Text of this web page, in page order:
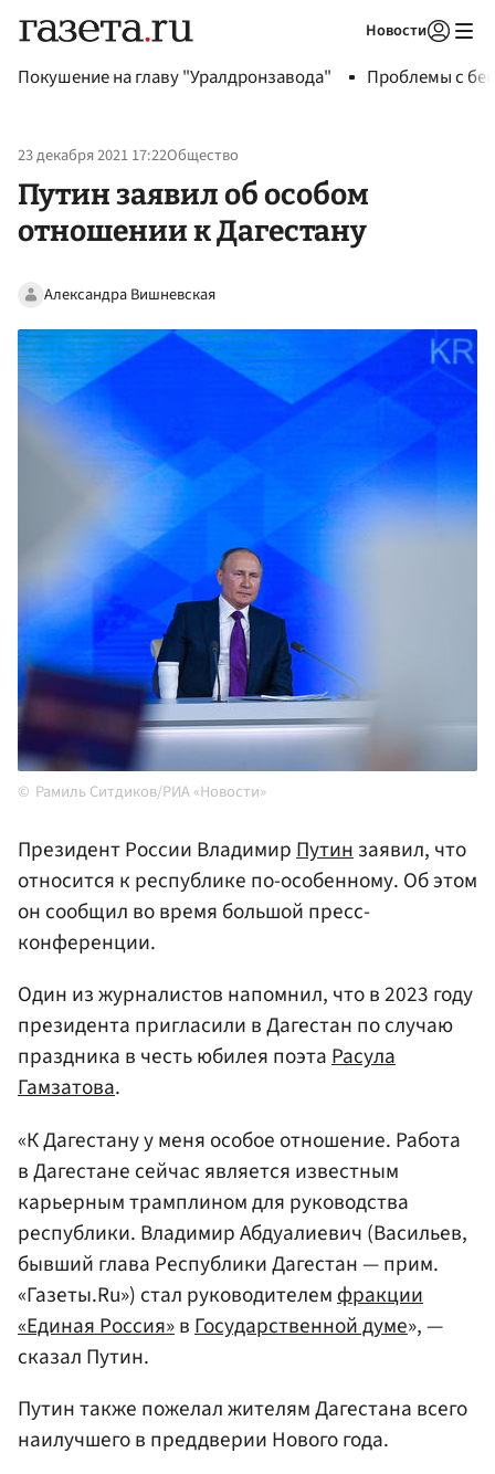
Новости
Покушение на главу "Уралдронзавода" Проблемы с
23 декабря 2021 17:22Общество
Путин заявил об особом
отношении к Дагестану
Александра Вишневская
Рамиль Ситдиков/РИА «Новости»
Президент России ВладимирПутинзаявил, что
относится к республике по-особенному. Об этом
он сообщил во время большой пресс-
конференции.
Один из журналистов напомнил, что в 2023 году
президента пригласили в Дагестан по случаю
праздника в честь юбилея поэтаРасула
Гамзатова.
«К Дагестану у меня особое отношение. Работа
в Дагестане сейчас является известным
карьерным трамплином для руководства
республики. Владимир Абдуалиевич (Васильев,
бывший глава Республики Дагестан — прим.
«Газеты.Ru») стал руководителем фракции
«Единая Россия»в Государственной думе», —
сказал Путин.
Путин также пожелал жителям Дагестана всего
наилучшего в преддверии Нового года.